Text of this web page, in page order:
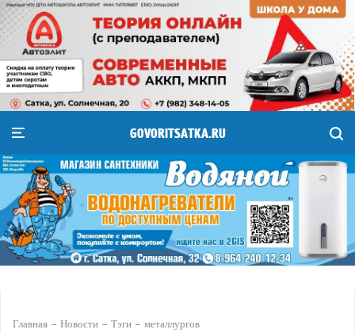
GOVORITSATKA.RU
Главная Новости Тэги металлургов